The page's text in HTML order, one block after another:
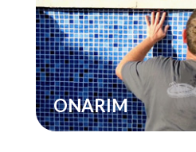
ONARIM